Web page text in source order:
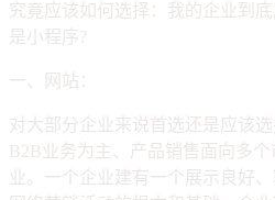
究竟应该如何选择：我的企业到
是小程序?
一、网站：
对大部分企业来说首选还是应该
B2B业务为主、产品销售面向多
业。一个企业建有一个展示良好